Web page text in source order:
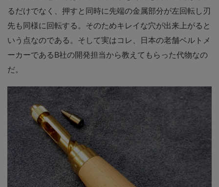
るだけでなく、押すと同時に先端の金属部分が左回転し刃
先も同様に回転する。そのためキレイな穴が出来上がると
いう点なのである。そして実はコレ、日本の老舗ベルトメ
ーカーであるB社の開発担当から教えてもらった代物なの
だ。